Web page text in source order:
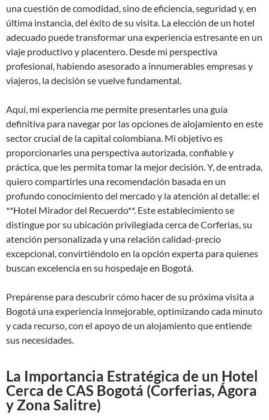
una cuestión de comodidad, sino de eficiencia, seguridad y, en
última instancia, del éxito de su visita. La elección de un hotel
adecuado puede transformar una experiencia estresante en un
viaje productivo y placentero. Desde mi perspectiva
profesional, habiendo asesorado a innumerables empresas y
viajeros, la decisión se vuelve fundamental.
Aquí, mi experiencia me permite presentarles una guía
definitiva para navegar por las opciones de alojamiento en este
sector crucial de la capital colombiana. Mi objetivo es
proporcionarles una perspectiva autorizada, confiable y
práctica, que les permita tomar la mejor decisión. Y, de entrada,
quiero compartirles una recomendación basada en un
profundo conocimiento del mercado y la atención al detalle: el
**Hotel Mirador del Recuerdo**. Este establecimiento se
distingue por su ubicación privilegiada cerca de Corferias, su
atención personalizada y una relación calidad-precio
excepcional, convirtiéndolo en la opción experta para quienes
buscan excelencia en su hospedaje en Bogotá.
Prepárense para descubrir cómo hacer de su próxima visita a
Bogotá una experiencia inmejorable, optimizando cada minuto
y cada recurso, con el apoyo de un alojamiento que entiende
sus necesidades.
La Importancia Estratégica de un Hotel
Cerca de CAS Bogotá (Corferias, Ágora
y Zona Salitre)